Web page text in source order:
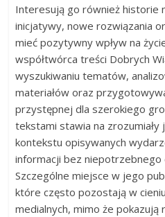
Interesują go również historie
inicjatywy, nowe rozwiązania
mieć pozytywny wpływ na
współtwórca treści Dobrych
wyszukiwaniu tematów,
materiałów oraz
przystępnej dla szerokiego
tekstami stawia na zrozumiały
kontekstu opisywanych
informacji bez niepotrzebnego
Szczególne miejsce w jego
które często pozostają w
medialnych, mimo że